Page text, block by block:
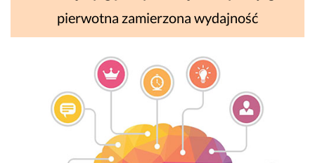
pierwotna zamierzona wydajność